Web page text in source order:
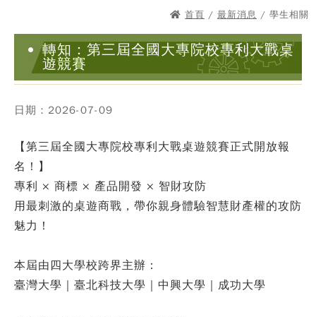
首頁 / 最新消息 / 學生相關
轉知：第三屆全國大專院校專利大戰桌
遊競賽
日期：2026-07-09
【第三屆全國大專院校專利大戰桌遊競賽正式開放報
名！】
專利 × 商標 × 產品開發 × 智財攻防
用最刺激的桌遊商戰，帶你親身體驗智慧財產權的攻防
魅力！
本屆由四大學校跨界主辦：
臺灣大學｜臺北科技大學｜中興大學｜成功大學